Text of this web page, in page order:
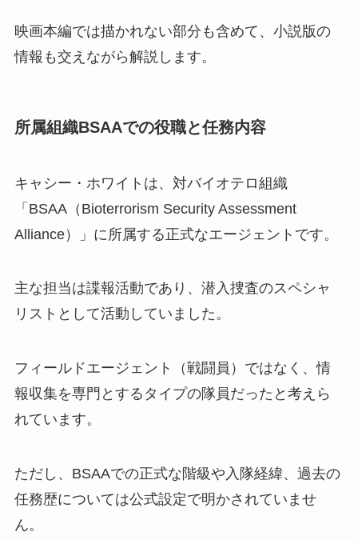
映画本編では描かれない部分も含めて、小説版の
情報も交えながら解説します。
所属組織BSAAでの役職と任務内容
キャシー・ホワイトは、対バイオテロ組織
「BSAA（Bioterrorism Security Assessment
Alliance）」に所属する正式なエージェントです。
主な担当は諜報活動であり、潜入捜査のスペシャ
リストとして活動していました。
フィールドエージェント（戦闘員）ではなく、情
報収集を専門とするタイプの隊員だったと考えら
れています。
ただし、BSAAでの正式な階級や入隊経緯、過去の
任務歴については公式設定で明かされていませ
ん。